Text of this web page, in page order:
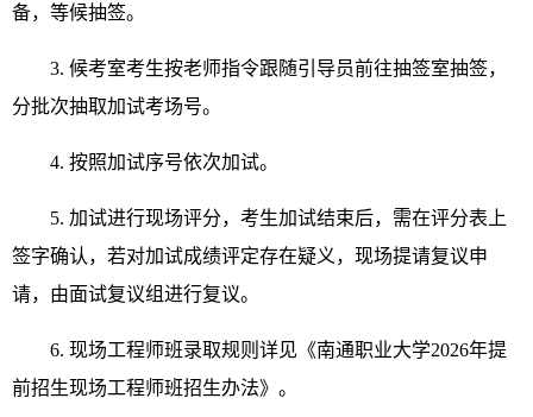
备，等候抽签。
3. 候考室考生按老师指令跟随引导员前往抽签室抽签，
分批次抽取加试考场号。
4. 按照加试序号依次加试。
5. 加试进行现场评分，考生加试结束后，需在评分表上
签字确认，若对加试成绩评定存在疑义，现场提请复议申
请，由面试复议组进行复议。
6. 现场工程师班录取规则详见《南通职业大学2026年提
前招生现场工程师班招生办法》。